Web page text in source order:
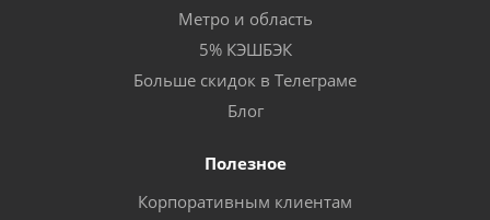
Метро и область
5% КЭШБЭК
Больше скидок в Телеграме
Блог
Полезное
Корпоративным клиентам